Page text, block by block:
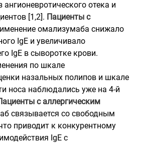
ангионевротического отека и
[1,2]. Пациенты с
омализумаба снижало
IgE и увеличивало
IgE в сыворотке крови.
по шкале
назальных полипов и шкале
носа наблюдались уже на 4-й
с аллергическим
связывается со свободным
приводит к конкурентному
IgE с